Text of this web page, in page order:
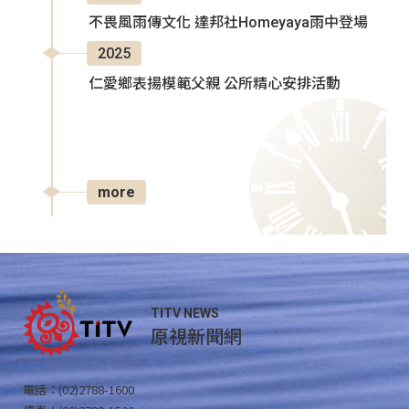
不畏風雨傳文化 達邦社Homeyaya雨中登場
2025
仁愛鄉表揚模範父親 公所精心安排活動
more
TITV NEWS
原視新聞網
電話：(02)2788-1600